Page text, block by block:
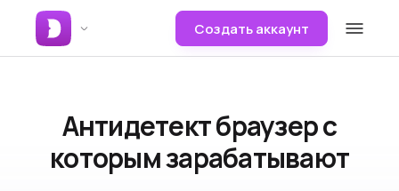
Создать аккаунт
Антидетект браузерс
которым зарабатывают